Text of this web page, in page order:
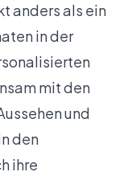
anders als ein
in der
mit den
und
den
ihre